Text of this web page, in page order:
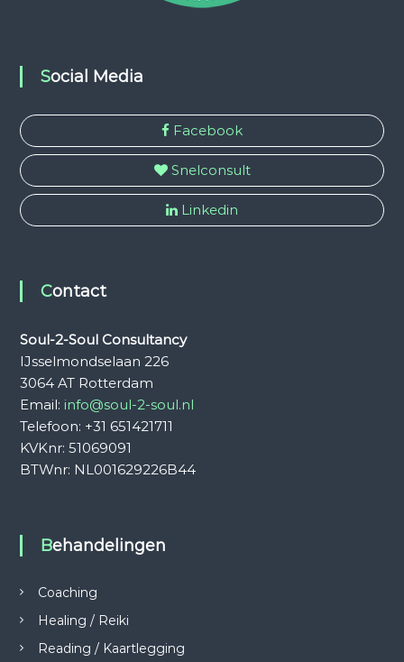
Social Media
Facebook
Snelconsult
Linkedin
Contact
Soul-2-Soul Consultancy
IJsselmondselaan 226
3064 AT Rotterdam
Email: info@soul-2-soul.nl
Telefoon: +31 651421711
KVKnr: 51069091
BTWnr: NL001629226B44
Behandelingen
Coaching
Healing / Reiki
Reading / Kaartlegging